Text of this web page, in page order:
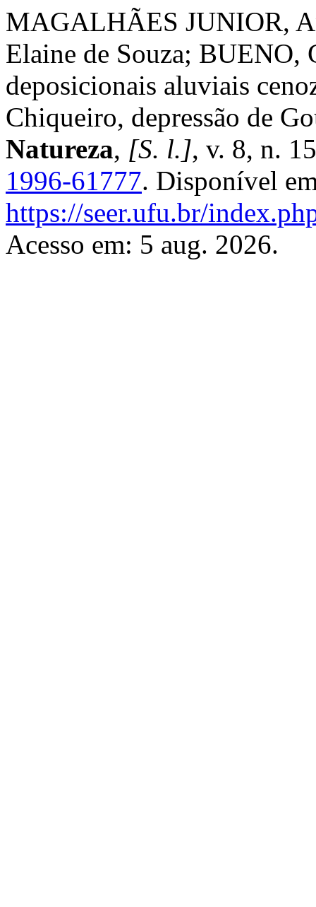
MAGALHÃES JUNIOR,
Elaine de Souza; BUENO,
deposicionais aluviais
Chiqueiro, depressão de
Natureza, [S. l.], v. 8, n.
1996-61777. Disponível
https://seer.ufu.br/
Acesso em: 5 aug. 2026.